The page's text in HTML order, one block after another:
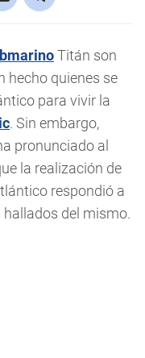
Titán son
hecho quienes se
para vivir la
. Sin embargo,
pronunciado al
la realización de
respondió a
hallados del mismo.